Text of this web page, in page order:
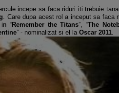
incepe sa faca riduri iti trebuie
. Care dupa acest rol a inceput sa faca
in “Remember the Titans”, “The
” - nominalizat si el la Oscar 2011.